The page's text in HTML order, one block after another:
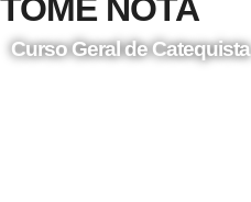
TOME NOTA
Curso Geral de Catequista